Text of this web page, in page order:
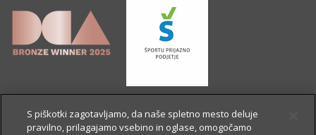
S piškotki zagotavljamo, da naše spletno mesto deluje
pravilno, prilagajamo vsebino in oglase, omogočamo